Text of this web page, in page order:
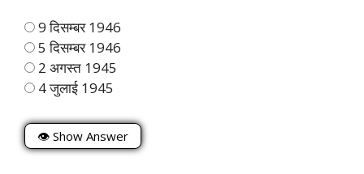
9 दिसम्बर 1946
5 दिसम्बर 1946
2 अगस्त 1945
4 जुलाई 1945
👁 Show Answer